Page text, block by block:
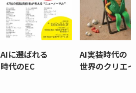
AIに選ばれる
時代のEC
AI実装時代の
世界のクリエ